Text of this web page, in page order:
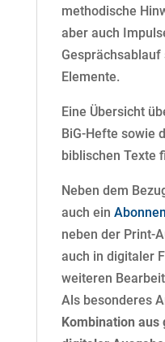
methodische
aber auch
Elemente.
Eine Übersicht
BiG-Hefte sowie
biblischen Texte
Neben dem
auch ein
neben der Print-
auch in digitaler
weiteren
Als besonderes
Kombination aus